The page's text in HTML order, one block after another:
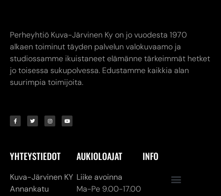
Perheyhtiö Kuva-Järvinen Ky on jo vuodesta 1970
alkaen toiminut täyden palvelun valokuvaamo ja
studiossamme ikuistaneet elämänne tärkeimmät hetket
jo toisessa sukupolvessa. Edustamme kaikkia alan
suurimpia toimijoita.
YHTEYSTIEDOT
Kuva-Järvinen KY
Annankatu
AUKIOLOAJAT
Liike avoinna
Ma-Pe 9.00-17.00
INFO